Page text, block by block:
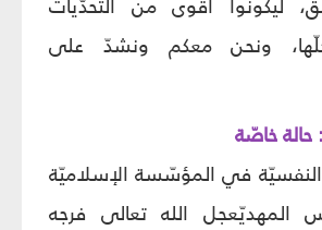
ليكونوا أقوى من التحدّيات
ونحن معكم ونشدّ على
حالة خاصّة
في المؤسّسة الإسلاميّة
المهديّعجل الله تعالى فرجه